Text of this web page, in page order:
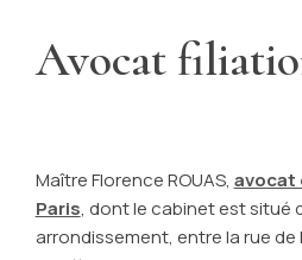
Avocat
Maître Florence ROUAS, avocat
Paris, dont le cabinet est situé
arrondissement, entre la rue de